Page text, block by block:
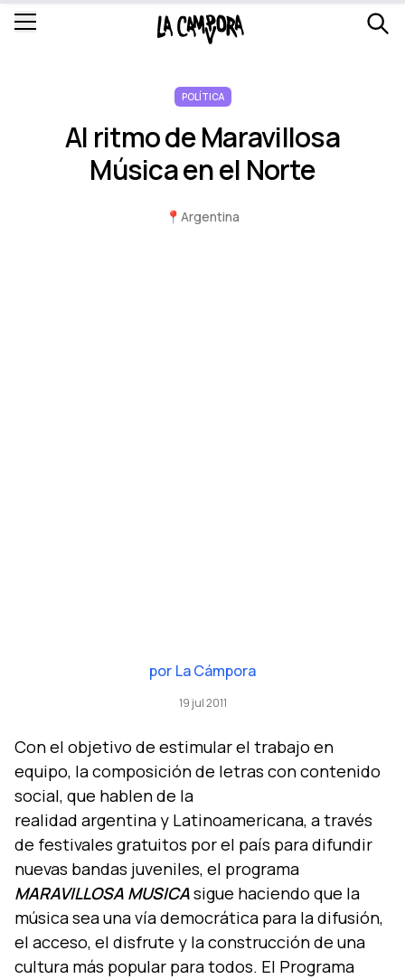
POLÍTICA
Al ritmo de Maravillosa
Música en el Norte
📍 Argentina
por La Cámpora
19 jul 2011
Con el objetivo de estimular el trabajo en
equipo, la composición de letras con contenido
social, que hablen de la
realidad argentina y Latinoamericana, a través
de festivales gratuitos por el paí­s para difundir
nuevas bandas juveniles, el programa
MARAVILLOSA MUSICAsigue haciendo que la
música sea una ví­a democrática para la difusión,
el acceso, el disfrute y la construcción de una
cultura más popular para todos. El Programa